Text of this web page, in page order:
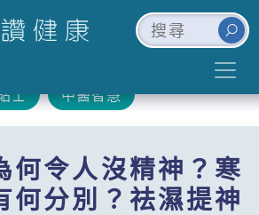
士 中醫智慧
何令人沒精神？寒
何分別？祛濕提神